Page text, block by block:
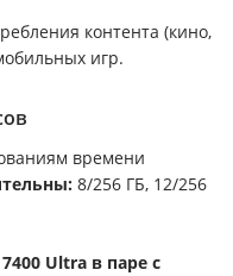
контента (кино,
игр.
времени
8/256 ГБ, 12/256
Ultra в паре с